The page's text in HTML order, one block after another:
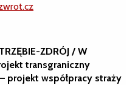
ZDRÓJ / W
transgraniczny
projekt współpracy straży